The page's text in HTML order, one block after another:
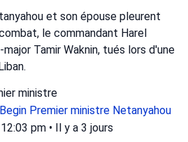
et son épouse pleurent
le commandant Harel
Tamir Waknin, tués lors d'une
ministre
Premier ministre Netanyahou
pm • Il y a 3 jours